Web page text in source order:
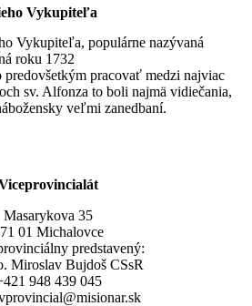
Vykupiteľa
Vykupiteľa, populárne nazývaná
roku 1732
predovšetkým pracovať medzi najviac
sv. Alfonza to boli najmä vidiečania,
veľmi zanedbaní.
Masarykova 35
01 Michalovce
predstavený:
Miroslav Bujdoš CSsR
948 439 045